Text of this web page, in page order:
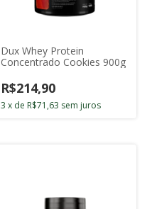
Dux Whey Protein
Concentrado Cookies 900g
R$214,90
3 x de R$71,63 sem juros